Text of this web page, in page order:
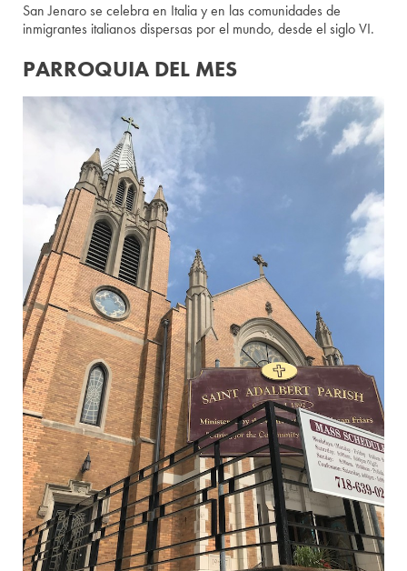
San Jenaro se celebra en Italia y en las comunidades de
inmigrantes italianos dispersas por el mundo, desde el siglo VI.
PARROQUIA DEL MES